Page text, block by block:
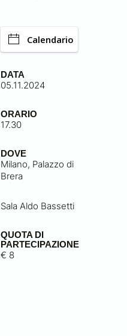
Calendario
DATA
05.11.2024
ORARIO
17.30
DOVE
Milano, Palazzo di
Brera
Sala Aldo Bassetti
QUOTA DI
PARTECIPAZIONE
€ 8